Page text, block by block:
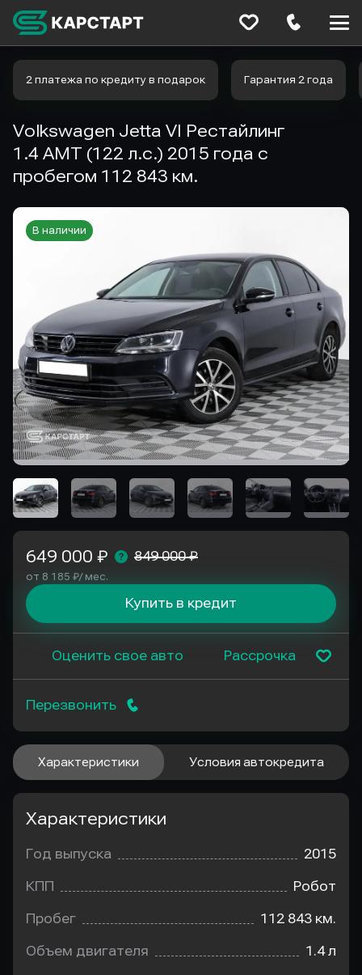
2 платежа по кредиту в подарок Гарантия 2 года
Volkswagen Jetta VI Рестайлинг
1.4 AMT (122 л.с.) 2015 года с
пробегом 112 843 км.
В наличии
649 000 ₽ 849 000 ₽
от 8 185 ₽/ мес.
Купить в кредит
Оценить свое авто Рассрочка
Перезвонить
Характеристики Условия автокредита
Характеристики
Год выпуска 2015
КПП Робот
Пробег 112 843 км.
Объем двигателя 1.4 л